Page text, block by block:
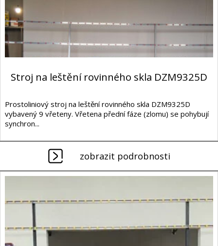
Stroj na leštění rovinného skla DZM9325D
Prostoliniový stroj na leštění rovinného skla DZM9325D
vybavený 9 vřeteny. Vřetena přední fáze (zlomu) se pohybují
synchron...
zobrazit podrobnosti